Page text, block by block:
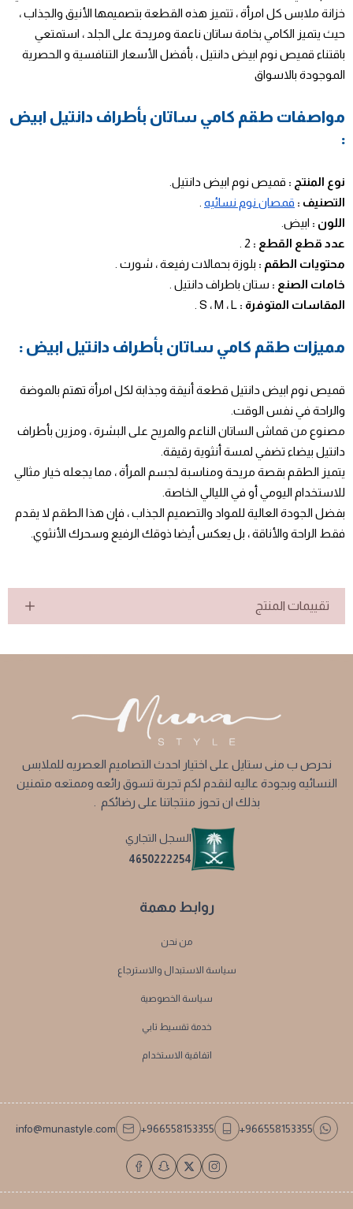
خزانة ملابس كل امرأة ، تتميز هذه القطعة بتصميمها الأنيق والجذاب ،
حيث يتميز الكامي بخامة ساتان ناعمة ومريحة على الجلد ، استمتعي
باقتناء قميص نوم ابيض دانتيل ، بأفضل الأسعار التنافسية و الحصرية
الموجودة بالاسواق
مواصفات طقم كامي ساتان بأطراف دانتيل ابيض
:
نوع المنتج : قميص نوم ابيض دانتيل.
التصنيف : قمصان نوم نسائيه
اللون : ابيض.
عدد قطع القطع :
محتويات الطقم : بلوزة بحمالات رفيعة ، شورت .
خامات الصنع : ستان باطراف دانتيل .
المقاسات المتوفرة :
مميزات طقم كامي ساتان بأطراف دانتيل ابيض :
قميص نوم ابيض دانتيل قطعة أنيقة وجذابة لكل امرأة تهتم بالموضة
والراحة في نفس الوقت.
مصنوع من قماش الساتان الناعم والمريح على البشرة ، ومزين بأطراف
دانتيل بيضاء تضفي لمسة أنثوية رقيقة.
يتميز الطقم بقصة مريحة ومناسبة لجسم المرأة ، مما يجعله خيار مثالي
للاستخدام اليومي أو في الليالي الخاصة.
بفضل الجودة العالية للمواد والتصميم الجذاب ، فإن هذا الطقم لا يقدم
فقط الراحة والأناقة ، بل يعكس أيضا ذوقك الرفيع وسحرك الأنثوي.
تقييمات المنتج
روابط مهمة
من نحن
سياسة الاستبدال والاسترجاع
سياسة الخصوصية
خدمة تقسيط تابي
اتفاقية الاستخدام
نحرص ب منى ستايل على اختيار احدث التصاميم العصريه للملابس
النسائيه وبجودة عاليه لنقدم لكم تجربة تسوق رائعه وممتعه متمنين
بذلك ان تحوز منتجاتنا على رضائكم .
السجل التجاري
4650222254
+966558153355
+966558153355
info@munastyle.com